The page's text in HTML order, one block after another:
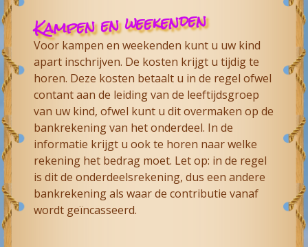
Kampen en weekenden
Voor kampen en weekenden kunt u uw kind
apart inschrijven. De kosten krijgt u tijdig te
horen. Deze kosten betaalt u in de regel ofwel
contant aan de leiding van de leeftijdsgroep
van uw kind, ofwel kunt u dit overmaken op de
bankrekening van het onderdeel. In de
informatie krijgt u ook te horen naar welke
rekening het bedrag moet. Let op: in de regel
is dit de onderdeelsrekening, dus een andere
bankrekening als waar de contributie vanaf
wordt geïncasseerd.